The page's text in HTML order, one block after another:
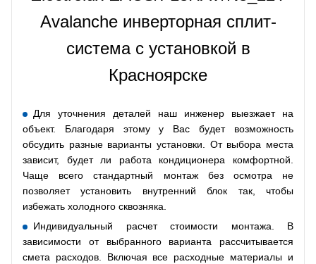
Avalanche инверторная сплит-
система с установкой в
Красноярске
Для уточнения деталей наш инженер выезжает на
объект. Благодаря этому у Вас будет возможность
обсудить разные варианты установки. От выбора места
зависит, будет ли работа кондиционера комфортной.
Чаще всего стандартный монтаж без осмотра не
позволяет установить внутренний блок так, чтобы
избежать холодного сквозняка.
Индивидуальный расчет стоимости монтажа. В
зависимости от выбранного варианта рассчитывается
смета расходов. Включая все расходные материалы и